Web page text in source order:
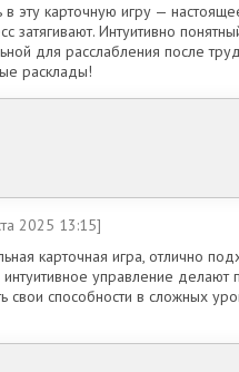
в эту карточную игру —
затягивают. Интуитивно
для расслабления после
расклады!
2025 13:15]
карточная игра, отлично
управление
свои способности в сложных